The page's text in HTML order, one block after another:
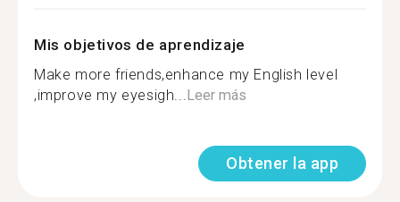
Mis objetivos de aprendizaje
Make more friends,enhance my English level
,improve my eyesigh...Leer más
Obtener la app